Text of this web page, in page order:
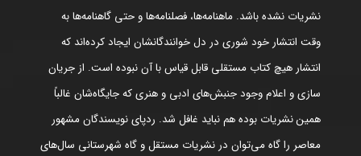
نشریات نشده باشد. ماهنامه‌ها، فصلنامه‌ها و حتی گاهنامه‌ها به
وقت انتشار خود شوری در دل خوانندگانشان ایجاد کرده‌اند که
انتشار هیچ کتاب مستقلی قابل قیاس با آن نبوده است. از جریان
سازی و اعلام وجود جنبش‌های ادبی و هنری که جایگاه‌شان غالباً
همین نشریات بوده هم نباید غافل شد. ردپای نویسندگان مشهور
معاصر را گاه می‌توان در نشریات مستقل و گاه شهرستانی سال‌های